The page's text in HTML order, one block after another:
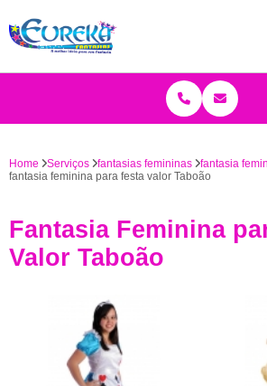
Home Serviços fantasias femininas
fantasia
fantasia feminina para festa valor Taboão
Fantasia Feminina
Valor Taboão